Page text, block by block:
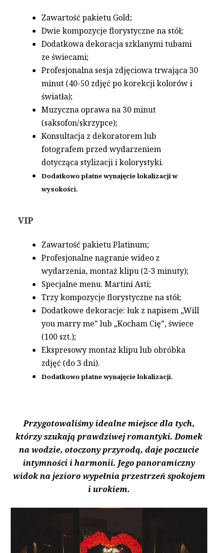
Zawartość pakietu Gold;
Dwie kompozycje florystyczne na stół;
Dodatkowa dekoracja szklanymi tubami
ze świecami;
Profesjonalna sesja zdjęciowa trwająca 30
minut (40-50 zdjęć po korekcji kolorów i
światła);
Muzyczna oprawa na 30 minut
(saksofon/skrzypce);
Konsultacja z dekoratorem lub
fotografem przed wydarzeniem
dotycząca stylizacji i kolorystyki.
Dodatkowo płatne wynajęcie lokalizacji w
wysokości.
VIP
Zawartość pakietu Platinum;
Profesjonalne nagranie wideo z
wydarzenia, montaż klipu (2-3 minuty);
Specjalne menu. Martini Asti;
Trzy kompozycje florystyczne na stół;
Dodatkowe dekoracje: łuk z napisem „Will
you marry me” lub „Kocham Cię”, świece
(100 szt.);
Ekspresowy montaż klipu lub obróbka
zdjęć (do 3 dni).
Dodatkowo płatne wynajęcie lokalizacji.
Przygotowaliśmy idealne miejsce dla tych,
którzy szukają prawdziwej romantyki. Domek
na wodzie, otoczony przyrodą, daje poczucie
intymności i harmonii. Jego panoramiczny
widok na jezioro wypełnia przestrzeń spokojem
i urokiem.